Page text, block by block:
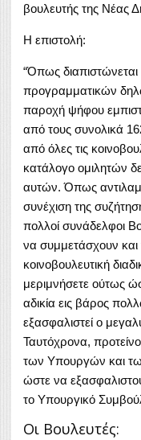
βουλευτής της Νέας
H επιστολή:
“Όπως
προγραμματικών
παροχή ψήφου
από τους συνολικά
από όλες τις
κατάλογο ομιλητών
αυτών. Όπως
συνέχιση της
πολλοί συνάδελφοι
να συμμετάσχουν
κοινοβουλευτική
μεριμνήσετε ούτως
αδικία εις βάρος
εξασφαλιστεί ο
Ταυτόχρονα,
των Υπουργών και
ώστε να
το Υπουργικό
Οι Βουλευτές: